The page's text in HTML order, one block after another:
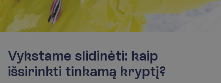
Vykstame slidinėti: kaip
išsirinkti tinkamą kryptį?